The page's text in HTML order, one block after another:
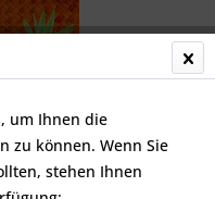
um Ihnen die
zu können. Wenn Sie
stehen Ihnen